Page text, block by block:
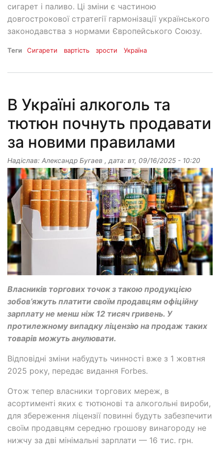
сигарет і паливо. Ці зміни є частиною
довгострокової стратегії гармонізації українського
законодавства з нормами Європейського Союзу.
Теги Сигарети вартість зрости Україна
В Україні алкоголь та
тютюн почнуть продавати
за новими правилами
Надіслав: Александр Бугаев , дата: вт, 09/16/2025 - 10:20
Власників торгових точок з такою продукцією
зобов’яжуть платити своїм продавцям офіційну
зарплату не менш ніж 12 тисяч гривень. У
протилежному випадку ліцензію на продаж таких
товарів можуть анулювати.
Відповідні зміни набудуть чинності вже з 1 жовтня
2025 року, передає видання Forbes.
Отож тепер власники торгових мереж, в
асортименті яких є тютюнові та алкогольні вироби,
для збереження ліцензії повинні будуть забезпечити
своїм продавцям середню грошову винагороду не
нижчу за дві мінімальні зарплати — 16 тис. грн.